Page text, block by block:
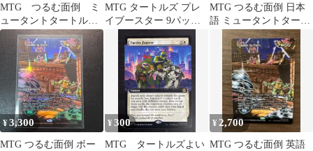
MTG つるむ面倒 ミ
ュータントタートルズ
コラボ マテリアルカ
ード
MTG タートルズ プレ
イブースター 9パック
MTG つるむ面倒 日本
語 ミュータントタート
¥3,300
MTG つるむ面倒 ボー
¥300
MTG タートルズよい
¥ 2,700
MTG つるむ面倒 英語